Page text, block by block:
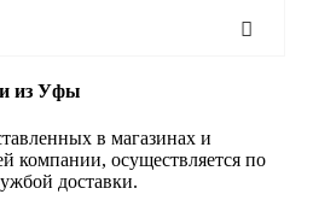
из Уфы
в магазинах и
компании, осуществляется по
доставки.